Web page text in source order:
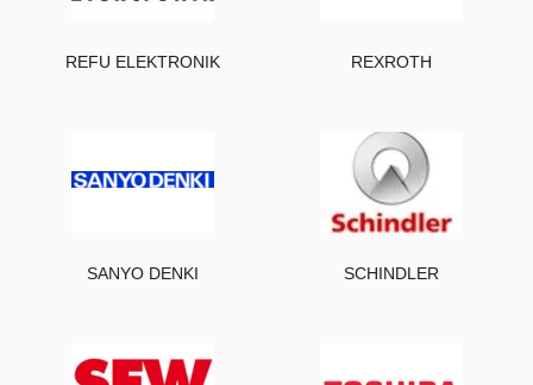
REFU ELEKTRONIK REXROTH
SANYO DENKI SCHINDLER